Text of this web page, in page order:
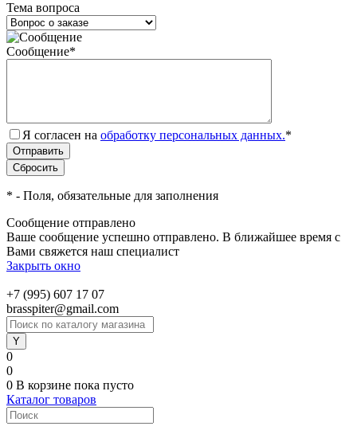
Тема вопроса
Сообщение*
Я согласен на обработку персональных данных.*
* - Поля, обязательные для заполнения
Сообщение отправлено
Ваше сообщение успешно отправлено. В ближайшее время с
Вами свяжется наш специалист
Закрыть окно
+7 (995) 607 17 07
brasspiter@gmail.com
0
0
0 В корзине пока пусто
Каталог товаров